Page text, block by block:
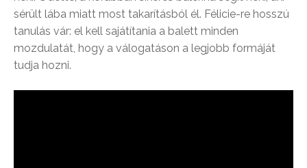
sérült lába miatt most takarításból él. Félicie-re hosszú
tanulás vár: el kell sajátítania a balett minden
mozdulatát, hogy a válogatáson a legjobb formáját
tudja hozni.